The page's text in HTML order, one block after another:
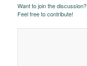
Want to join the discussion?
Feel free to contribute!